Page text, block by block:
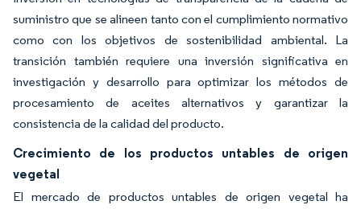
suministro que se alineen tanto con el cumplimiento normativo
como con los objetivos de sostenibilidad ambiental. La
transición también requiere una inversión significativa en
investigación y desarrollo para optimizar los métodos de
procesamiento de aceites alternativos y garantizar la
consistencia de la calidad del producto.
Crecimiento de los productos untables de origen
vegetal
El mercado de productos untables de origen vegetal ha